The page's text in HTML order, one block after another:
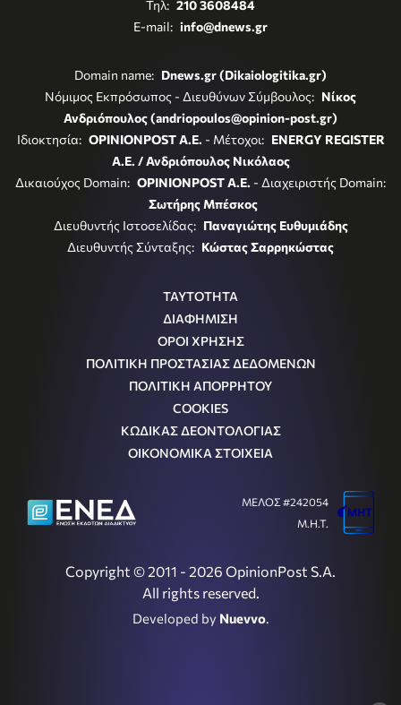
Τηλ: 210 3608484
E-mail: info@dnews.gr
Domain name: Dnews.gr (Dikaiologitika.gr)
Νόμιμος Εκπρόσωπος - Διευθύνων Σύμβουλος: Νίκος
Ανδριόπουλος (andriopoulos@opinion-post.gr)
Ιδιοκτησία: OPINIONPOST A.E. - Μέτοχοι: ENERGY REGISTER
Α.Ε. / Ανδριόπουλος Νικόλαος
Δικαιούχος Domain: OPINIONPOST A.E. - Διαχειριστής Domain:
Σωτήρης Μπέσκος
Διευθυντής Ιστοσελίδας: Παναγιώτης Ευθυμιάδης
Διευθυντής Σύνταξης: Κώστας Σαρρηκώστας
ΤΑΥΤΟΤΗΤΑ
ΔΙΑΦΗΜΙΣΗ
ΟΡΟΙ ΧΡΗΣΗΣ
ΠΟΛΙΤΙΚΗ ΠΡΟΣΤΑΣΙΑΣ ΔΕΔΟΜΕΝΩΝ
ΠΟΛΙΤΙΚΗ ΑΠΟΡΡΗΤΟΥ
COOKIES
ΚΩΔΙΚΑΣ ΔΕΟΝΤΟΛΟΓΙΑΣ
ΟΙΚΟΝΟΜΙΚΑ ΣΤΟΙΧΕΙΑ
Copyright © 2011 - 2026 OpinionPost S.A.
All rights reserved.
Developed by Nuevvo.
ΜΕΛΟΣ #242054
Μ.Η.Τ.